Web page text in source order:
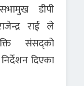
सभामुख डीपी
राई ले
संसद्को
दिएका